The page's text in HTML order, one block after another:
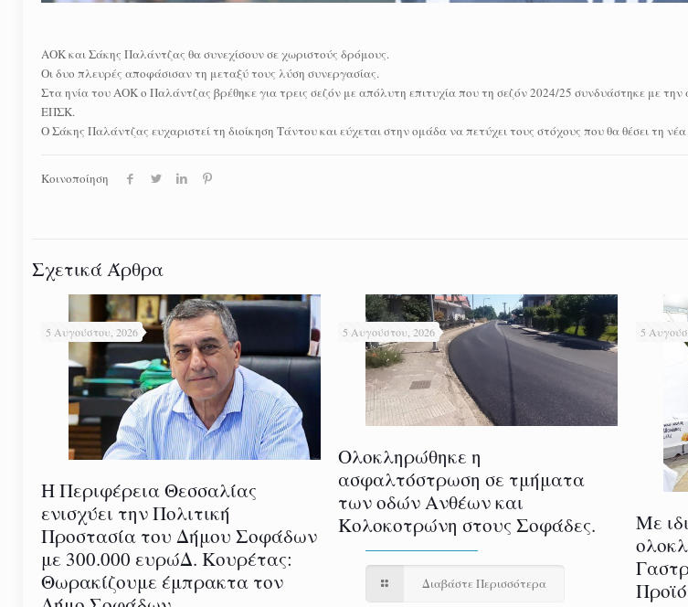
ΑΟΚ και Σάκης Παλάντζας θα συνεχίσουν σε χωριστούς δρόμους.
Οι δυο πλευρές αποφάσισαν τη μεταξύ τους λύση συνεργασίας.
Στα ηνία του ΑΟΚ ο Παλάντζας βρέθηκε για τρεις σεζόν με απόλυτη επιτυχία που τη σεζόν 2024/25 συνδυάστηκε με
ΕΠΣΚ.
Ο Σάκης Παλάντζας ευχαριστεί τη διοίκηση Τάντου και εύχεται στην ομάδα να πετύχει τους στόχους που θα θέσει τη νέα
Κοινοποίηση
Σχετικά Άρθρα
5 Αυγούστου, 2026
Η Περιφέρεια Θεσσαλίας
ενισχύει την Πολιτική
Προστασία του Δήμου Σοφάδων
με 300.000 ευρώΔ. Κουρέτας:
Θωρακίζουμε έμπρακτα τον
5 Αυγούστου, 2026
Ολοκληρώθηκε η
ασφαλτόστρωση σε τμήματα
των οδών Ανθέων και
Κολοκοτρώνη στους Σοφάδες.
Διαβάστε Περισσότερα
5
Με